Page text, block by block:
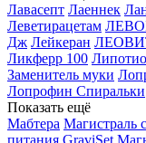
Лавасепт Лаеннек
Леветирацетам
Дж Лейкеран
Ликферр 100
Заменитель муки
Лопрофин Спиральки
Показать ещё
Мабтера Магистраль
питания GraviSet